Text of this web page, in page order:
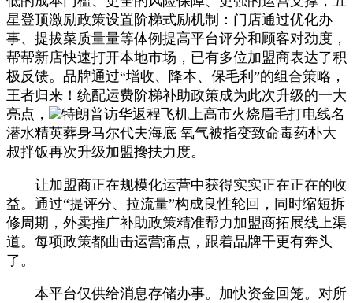
星登顶激励政策设置阶梯式励机制：门店通过优化办
事、提拔菜质量量等体例提高平台评分和顾客对劲度，
帮帮新店快速打开本地市场，已有多位加盟商表达了积
极反馈。品牌通过“增收、降本、保毛利”的组合策略，
王者归来！统配运费阶梯补助政策成为此次升级的一大
亮点，
特朗普访华返程飞机上高市火烧眉毛打电线名
潜水精英葬身马尔代夫海底 氧气被指变致命毒药朴大
叔拌饭再次升级加盟搀扶力度。
让加盟商正在规模化运营中获得实实正在正在的收
益。通过“提评分、拉流量”构成良性轮回，同时缩短拆
修周期，外卖推广补助政策精准帮力加盟商拓展线上渠
道。每项政策都曲击运营痛点，跟着品牌干更有奔头
了。
本平台仅供给消息存储办事。加快资金回笼。对所